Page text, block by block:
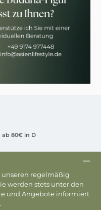
ab 80€ in D
regelmäßig
werden stets unter den
und Angebote informiert